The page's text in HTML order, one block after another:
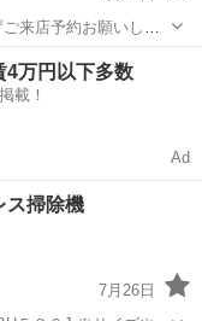
来店予約お願いしま
4万円以下多数
載！
Ad
掃除機
7月26日